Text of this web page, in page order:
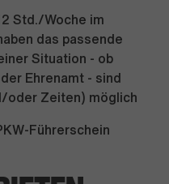
Std./Woche im
das passende
Situation - ob
Ehrenamt - sind
oder Zeiten) möglich
Führerschein